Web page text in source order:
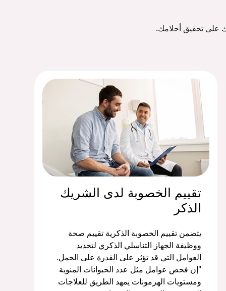
على تحقيق أحلامك.
تقييم الخصوبة لدى الشريك
الذكر
يتضمن تقييم الخصوبة الذكرية تقييم صحة
ووظيفة الجهاز التناسلي الذكري لتحديد
العوامل التي قد تؤثر على القدرة على الحمل.
"إن فحص عوامل مثل عدد الحيوانات المنوية
ومستويات الهرمونات يمهد الطريق للعلاجات